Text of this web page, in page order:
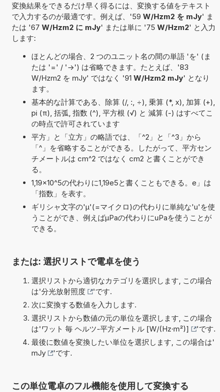
変換結果をできるだけ早く得るには、変換する値をテキスト
で入力するのが最適です。例えば、'59 W/Hzm2 を mJy' ま
たは '67 W/Hzm2 に mJy' または単に '75 W/Hzm2' と入力
します:
ほとんどの場合、2 つのユニット名の間の単語 'を' (ま
たは '=' / '->') は省略できます。たとえば、'83
W/Hzm2 を mJy' ではなく '91 W/Hzm2 mJy' となり
ます。
基本的な計算である、除算 (/, :, ÷), 乗算 (*, x), 加算 (+),
pi (π), 括弧, 指数 (^), 平方根 (√) と 減算 (-) はすべてこ
の時点で許可されています
平方」と「立方」の略語では、「^2」と「^3」から
「^」を省略することができる。したがって、平方セン
チメートルは cm^2 ではなく cm2 と書くことができ
る。
1,19×10^5の代わりに1,19e5と書くこともできる。e」は
「指数」を表す。
ギリシャ文字の'μ'(=マイクロ)の代わりに単純な'u'を使
うことができ、例えばµPaの代わりにuPaを使うことが
できる。
または: 選択リストで電卓を使う
選択リストから適切なカテゴリを選択します, この場合
は'分光放射照度
'です.
次に変換する数値を入力します.
選択リストから数値の元の単位を選択します, この場合
は' ワット 毎 ヘルツ-平方メートル [W/(Hz·m²)]
'です.
最後に数値を変換したい単位を選択します, この場合は'
mJy
'です.
この単位電卓のフル機能を使用して変換する